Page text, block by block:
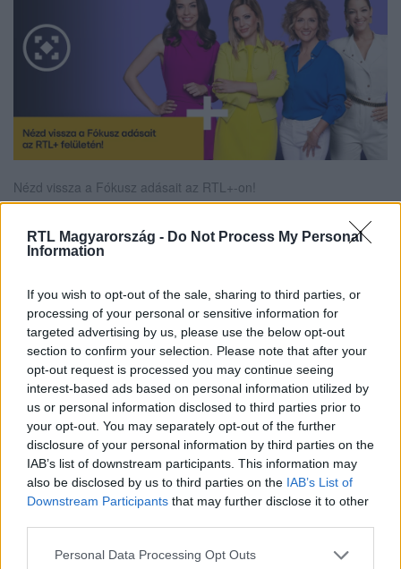
RTL Magyarország - Do Not Process My Personal
Information
If you wish to opt-out of the sale, sharing to third parties, or
processing of your personal or sensitive information for
targeted advertising by us, please use the below opt-out
section to confirm your selection. Please note that after your
opt-out request is processed you may continue seeing
interest-based ads based on personal information utilized by
us or personal information disclosed to third parties prior to
your opt-out. You may separately opt-out of the further
disclosure of your personal information by third parties on the
IAB’s list of downstream participants. This information may
also be disclosed by us to third parties on the IAB’s List of
Downstream Participants that may further disclose it to other
Please note that this website/app uses one or more Google
Personal Data Processing Opt Outs
Nézd vissza a Fókusz adásait az RTL+-on!